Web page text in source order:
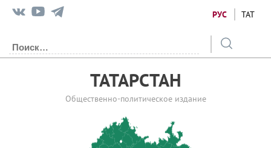
РУС ТАТ
ТАТАРСТАН
Общественно-политическое издание